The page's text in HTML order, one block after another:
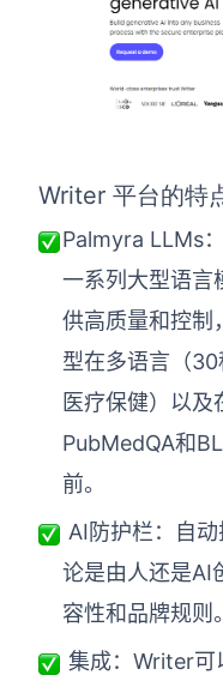
Writer 平台的特
Palmyra LLMs
一系列大型语言
供高质量和控制
型在多语言（
医疗保健）以及
PubMedQA和
前。
AI防护栏：自
论是由人还是AI
容性和品牌规则。
集成：Writer可